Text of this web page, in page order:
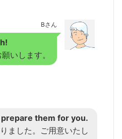
Bさん
いします。
prepare them for you.
ました。ご用意いたし